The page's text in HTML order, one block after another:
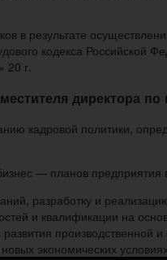
в результате
кодекса
20 г.
директора по
кадровой политики,
— планов
разработку и
и квалификации на
производственной
экономических